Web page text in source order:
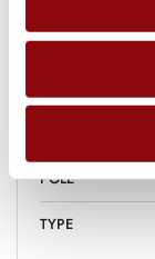
WEIGHT
POLE
TYPE